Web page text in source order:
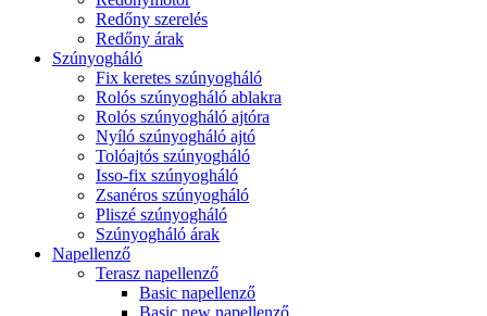
Redőny szerelés
Redőny árak
Szúnyogháló
Fix keretes szúnyogháló
Rolós szúnyogháló ablakra
Rolós szúnyogháló ajtóra
Nyíló szúnyogháló ajtó
Tolóajtós szúnyogháló
Isso-fix szúnyogháló
Zsanéros szúnyogháló
Pliszé szúnyogháló
Szúnyogháló árak
Napellenző
Terasz napellenző
Basic napellenző
Basic new napellenző